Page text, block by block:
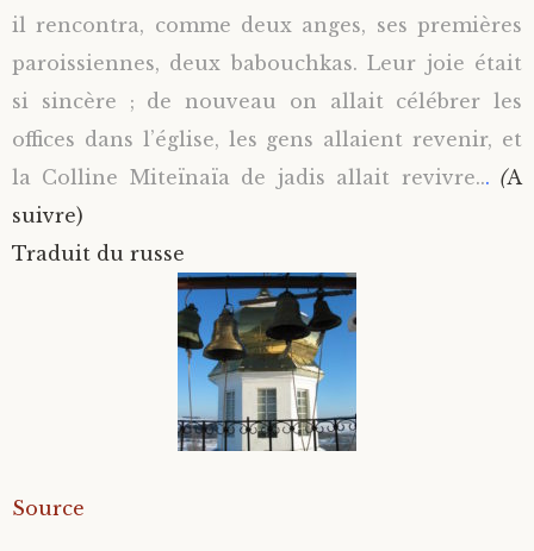
il rencontra, comme deux anges, ses premières
paroissiennes, deux babouchkas. Leur joie était
si sincère ; de nouveau on allait célébrer les
offices dans l’église, les gens allaient revenir, et
la Colline Miteïnaïa de jadis allait revivre... (A
suivre)
Traduit du russe
Source